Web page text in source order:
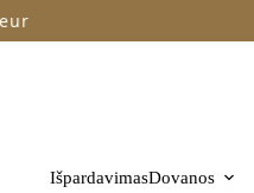
IšpardavimasDovanos